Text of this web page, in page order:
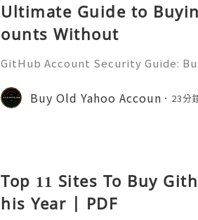
Ultimate Guide to
ounts Without
GitHub Account Security Guide:
d's leading platforms for
ration. Millions of develo
Buy Old Yahoo Accoun 23分
Top 11 Sites To Buy
his Year | PDF